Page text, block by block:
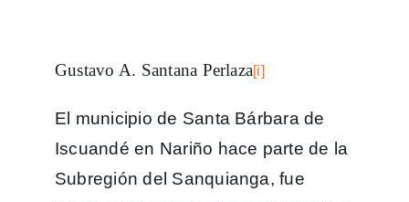
Gustavo A. Santana Perlaza[i]
El municipio de Santa Bárbara de
Iscuandé en Nariño hace parte de la
Subregión del Sanquianga, fue